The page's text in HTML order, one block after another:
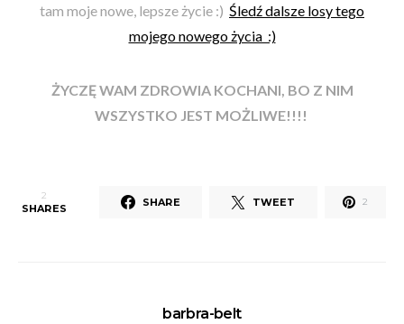
tam moje nowe, lepsze życie :) Śledź dalsze losy tego
mojego nowego życia :)
ŻYCZĘ WAM ZDROWIA KOCHANI, BO Z NIM
WSZYSTKO JEST MOŻLIWE!!!!
2
SHARES SHARE TWEET 2
barbra-belt